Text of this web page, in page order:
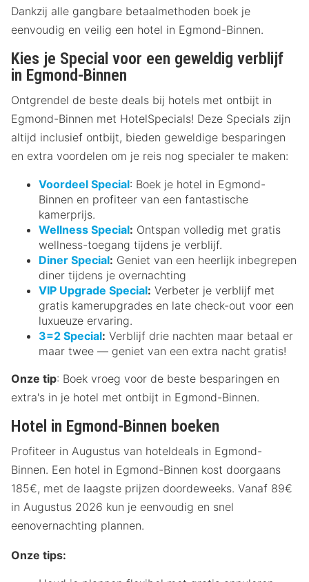
Dankzij alle gangbare betaalmethoden boek je
eenvoudig en veilig een hotel in Egmond-Binnen.
Kies je Special voor een geweldig verblijf
in Egmond-Binnen
Ontgrendel de beste deals bij hotels met ontbijt in
Egmond-Binnen met HotelSpecials! Deze Specials zijn
altijd inclusief ontbijt, bieden geweldige besparingen
en extra voordelen om je reis nog specialer te maken:
Voordeel Special: Boek je hotel in Egmond-
Binnen en profiteer van een fantastische
kamerprijs.
Wellness Special: Ontspan volledig met gratis
wellness-toegang tijdens je verblijf.
Diner Special: Geniet van een heerlijk inbegrepen
diner tijdens je overnachting
VIP Upgrade Special: Verbeter je verblijf met
gratis kamerupgrades en late check-out voor een
luxueuze ervaring.
3=2 Special: Verblijf drie nachten maar betaal er
maar twee — geniet van een extra nacht gratis!
Onze tip: Boek vroeg voor de beste besparingen en
extra's in je hotel met ontbijt in Egmond-Binnen.
Hotel in Egmond-Binnen boeken
Profiteer in Augustus van hoteldeals in Egmond-
Binnen. Een hotel in Egmond-Binnen kost doorgaans
185€, met de laagste prijzen doordeweeks. Vanaf 89€
in Augustus 2026 kun je eenvoudig en snel
eenovernachting plannen.
Onze tips: